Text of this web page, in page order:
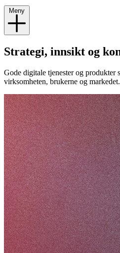
Meny
Strategi, innsikt og
Gode digitale tjenester og produkter
virksomheten, brukerne og markedet.